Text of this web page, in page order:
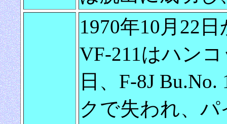
1970年10月22
VF-211はハン
日、F-8J
クで失われ、